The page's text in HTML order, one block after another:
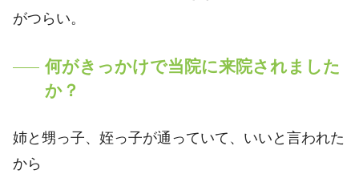
がつらい。
何がきっかけで当院に来院されました
か？
姉と甥っ子、姪っ子が通っていて、いいと言われた
から